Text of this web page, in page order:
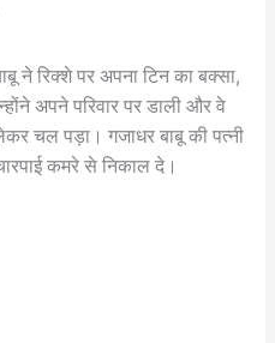
ने रिक्शे पर अपना टिन का बक्सा,
अपने परिवार पर डाली और वे
चल पड़ा। गजाधर बाबू की पत्नी
कमरे से निकाल दे।